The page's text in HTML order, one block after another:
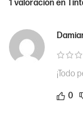
1 valoración en
¡Todo
0